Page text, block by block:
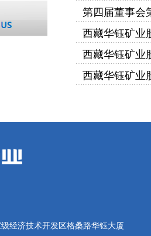
第四届董事会
西藏华钰矿业
西藏华钰矿业
西藏华钰矿业
经济技术开发区格桑路华钰大厦